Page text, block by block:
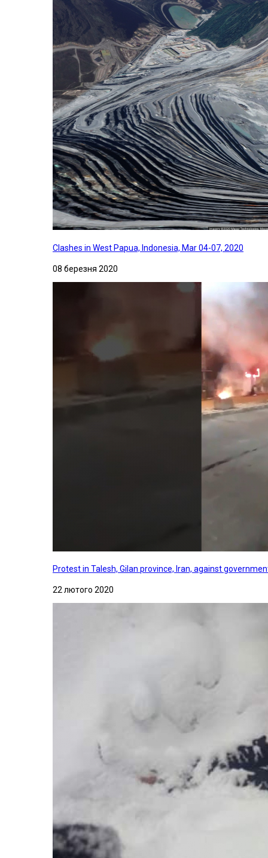
Clashes in West Papua, Indonesia, Mar 04-07, 2020
08 березня 2020
Protest in Talesh, Gilan province, Iran, against
22 лютого 2020